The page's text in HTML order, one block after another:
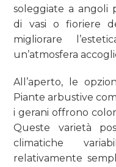
soleggiate a angoli
di vasi o fioriere
migliorare
un’atmosfera
All’aperto, le
Piante arbustive
i gerani offrono
Queste varietà
climatiche
relativamente